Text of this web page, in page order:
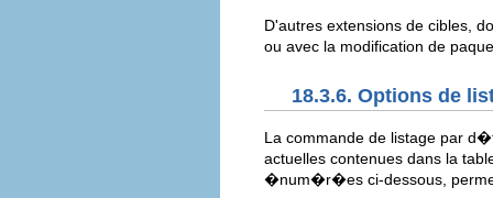
D'autres extensions de cibles,
ou avec la modification de
18.3.6. Options de
La commande de listage par
actuelles contenues dans la
�num�r�es ci-dessous,